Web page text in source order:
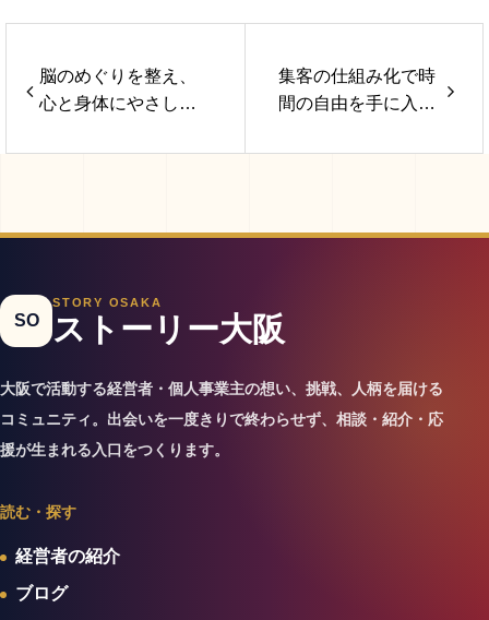
脳のめぐりを整え、
心と身体にやさしい
ドケアー佐藤 未華ー
集客の仕組み化で時
間の自由を手に入れ
ー
SO
STORY OSAKA
ストーリー大阪
大阪で活動する経営者・個人事業主の想い、挑戦、人柄を届ける
コミュニティ。出会いを一度きりで終わらせず、相談・紹介・応
援が生まれる入口をつくります。
読む・探す
経営者の紹介
ブログ